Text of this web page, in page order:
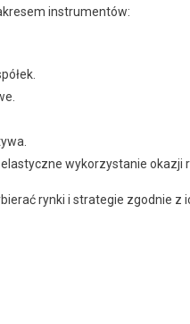
instrumentów:
wykorzystanie okazji
rynki i strategie zgodnie z